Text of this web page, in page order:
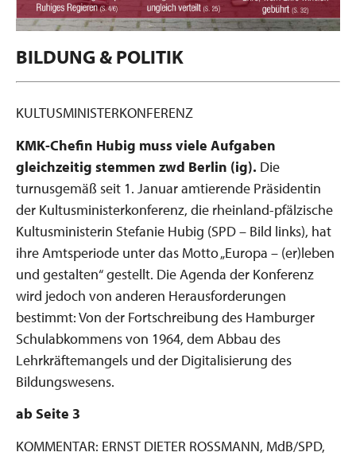
BILDUNG & POLITIK
KULTUSMINISTERKONFERENZ
KMK-Chefin Hubig muss viele Aufgaben
gleichzeitig stemmen zwd Berlin (ig). Die
turnusgemäß seit 1. Januar amtierende Präsidentin
der Kultusministerkonferenz, die rheinland-pfälzische
Kultusministerin Stefanie Hubig (SPD – Bild links), hat
ihre Amtsperiode unter das Motto „Europa – (er)leben
und gestalten“ gestellt. Die Agenda der Konferenz
wird jedoch von anderen Herausforderungen
bestimmt: Von der Fortschreibung des Hamburger
Schulabkommens von 1964, dem Abbau des
Lehrkräftemangels und der Digitalisierung des
Bildungswesens.
ab Seite 3
KOMMENTAR: ERNST DIETER ROSSMANN, MdB/SPD,